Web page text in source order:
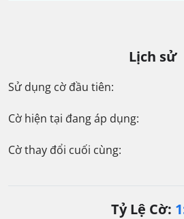
Lịch sử
Sử dụng cờ đầu tiên:
Cờ hiện tại đang áp dụng:
Cờ thay đổi cuối cùng:
Tỷ Lệ Cờ: